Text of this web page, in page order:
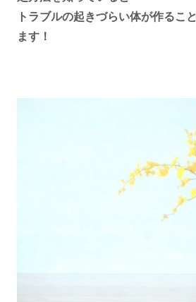
トラブルの起きづらい体が作るこ
ます！